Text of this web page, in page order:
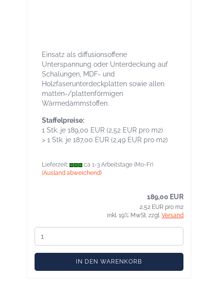
Einsatz als diffusionsoffene
Unterspannung oder Unterdeckung auf
Schalungen, MDF- und
Holzfaserunterdeckplatten sowie allen
matten-/plattenförmigen
Wärmedämmstoffen.
Staffelpreise:
1 Stk. je 189,00 EUR (2,52 EUR pro m2)
> 1 Stk. je 187,00 EUR (2,49 EUR pro m2)
Lieferzeit:
ca 1-3 Arbeitstage (Mo-Fr)
(Ausland abweichend)
189,00 EUR
2,52 EUR pro m2
inkl. 19% MwSt. zzgl. Versand
IN DEN WARENKORB